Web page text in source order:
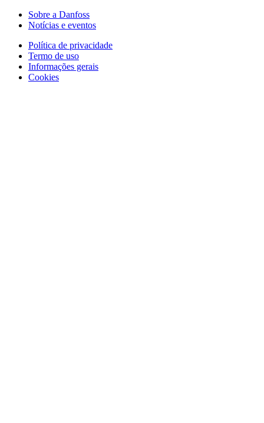
Sobre a Danfoss
Notícias e eventos
Política de privacidade
Termo de uso
Informações gerais
Cookies